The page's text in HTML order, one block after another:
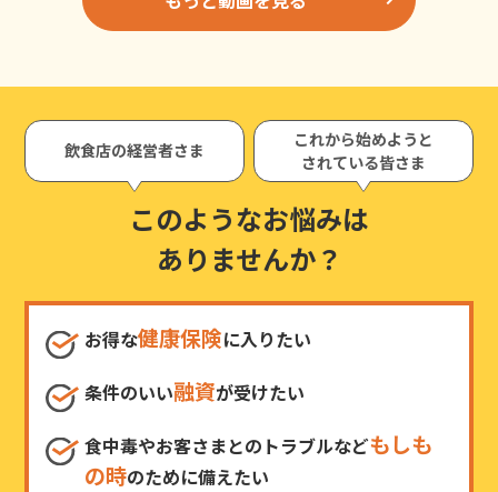
飲食店の経営者さま
これから始めようと
されている皆さま
このようなお悩みは
ありませんか？
お得な健康保険に入りたい
条件のいい融資が受けたい
食中毒やお客さまとのトラブルなどもしも
の時のために備えたい